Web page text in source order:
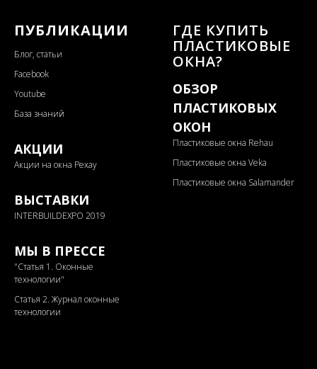
ПУБЛИКАЦИИ
Блог, статьи
Facebook
Youtube
База знаний
АКЦИИ
Акции на окна Рехау
ВЫСТАВКИ
INTERBUILDEXPO 2019
МЫ В ПРЕССЕ
"Статья 1. Оконные
технологии"
Статья 2. Журнал оконные
технологии
ГДЕ КУПИТЬ
ПЛАСТИКОВЫЕ
ОКНА?
ОБЗОР
ПЛАСТИКОВЫХ
ОКОН
Пластиковые окна Rehau
Пластиковые окна Veka
Пластиковые окна Salamander